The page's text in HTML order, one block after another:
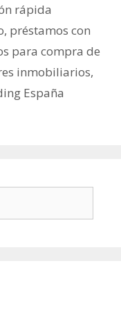
rápida
, préstamos con
para compra de
inmobiliarios,
España